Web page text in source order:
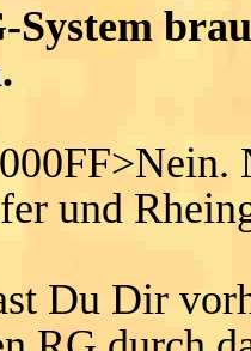
System
und
Du Dir